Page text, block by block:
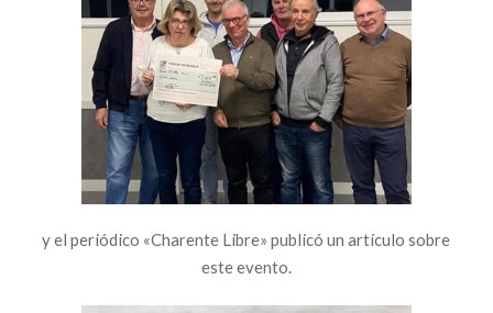
y el periódico «Charente Libre» publicó un artículo sobre
este evento.